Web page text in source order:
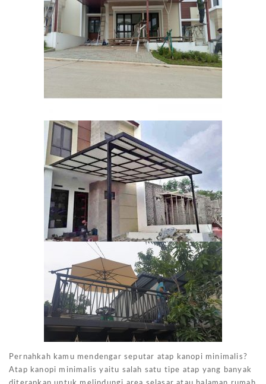
Pernahkah kamu mendengar seputar atap kanopi minimalis?
Atap kanopi minimalis yaitu salah satu tipe atap yang banyak